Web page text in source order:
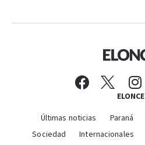
ELONCE
Últimas noticias Paraná
Sociedad
Internacionales